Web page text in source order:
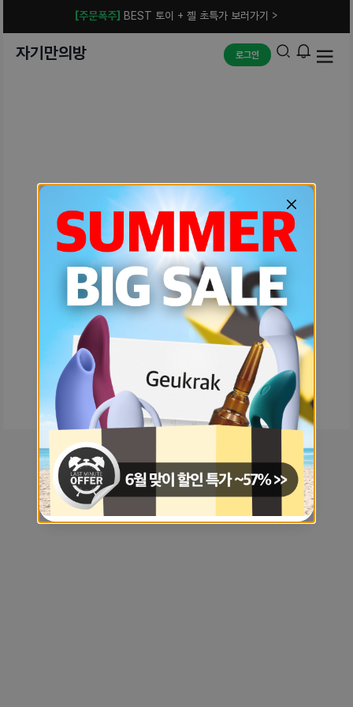
[주문폭주] BEST 토이 + 젤 초특가 보러가기 >
자기만의방 로그인
예상치 못한 에러입니다.